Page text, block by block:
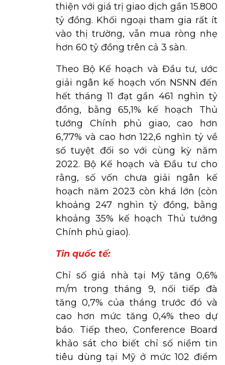
thiện với giá trị giao dịch gần 15.800
tỷ đồng. Khối ngoại tham gia rất ít
vào thị trường, vẫn mua ròng nhẹ
hơn 60 tỷ đồng trên cả 3 sàn.
Theo Bộ Kế hoạch và Đầu tư, ước
giải ngân kế hoạch vốn NSNN đến
hết tháng 11 đạt gần 461 nghìn tỷ
đồng, bằng 65,1% kế hoạch Thủ
tướng Chính phủ giao, cao hơn
6,77% và cao hơn 122,6 nghìn tỷ về
số tuyệt đối so với cùng kỳ năm
2022. Bộ Kế hoạch và Đầu tư cho
rằng, số vốn chưa giải ngân kế
hoạch năm 2023 còn khá lớn (còn
khoảng 247 nghìn tỷ đồng, bằng
khoảng 35% kế hoạch Thủ tướng
Chính phủ giao).
Tin quốc tế:
Chỉ số giá nhà tại Mỹ tăng 0,6%
m/m trong tháng 9, nối tiếp đà
tăng 0,7% của tháng trước đó và
cao hơn mức tăng 0,4% theo dự
báo. Tiếp theo, Conference Board
khảo sát cho biết chỉ số niềm tin
tiêu dùng tại Mỹ ở mức 102 điểm